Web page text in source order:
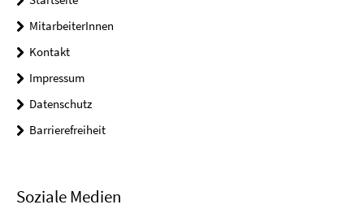
MitarbeiterInnen
Kontakt
Impressum
Datenschutz
Barrierefreiheit
Soziale Medien